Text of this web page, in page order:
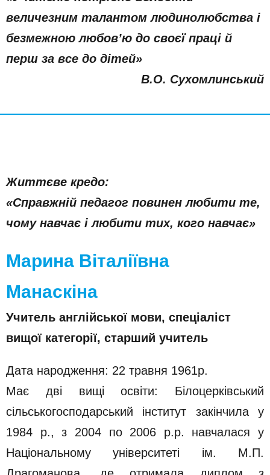
величезним талантом людинолюбства і
безмежною любов’ю до своєї праці й
перш за все до дітей»
В.О. Сухомлинський
Життєве кредо:
«Справжній педагог повинен любити те,
чому навчає і любити тих, кого навчає»
Марина Віталіївна
Манаскіна
Учитель англійської мови, спеціаліст
вищої категорії, старший учитель
Дата народження: 22 травня 1961р.
Має дві вищі освіти: Білоцерківський
сільськогосподарський інститут закінчила у
1984 р., з 2004 по 2006 р.р. навчалася у
Національному університеті ім. М.П.